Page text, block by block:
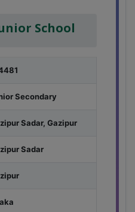
School
Secondary
Sadar, Gazipur
Sadar